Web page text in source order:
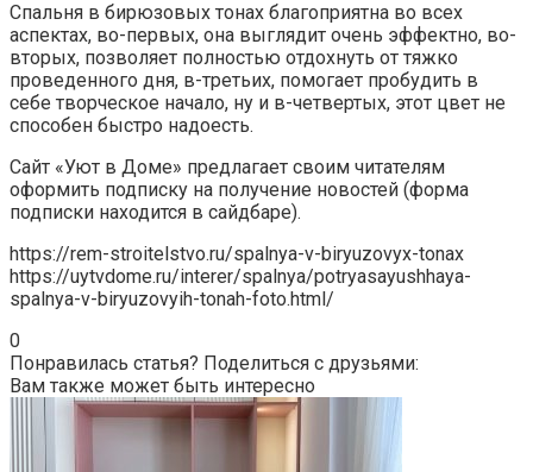
Спальня в бирюзовых тонах благоприятна во всех
аспектах, во-первых, она выглядит очень эффектно, во-
вторых, позволяет полностью отдохнуть от тяжко
проведенного дня, в-третьих, помогает пробудить в
себе творческое начало, ну и в-четвертых, этот цвет не
способен быстро надоесть.
Сайт «Уют в Доме» предлагает своим читателям
оформить подписку на получение новостей (форма
подписки находится в сайдбаре).
https://rem-stroitelstvo.ru/spalnya-v-biryuzovyx-tonax
https://uytvdome.ru/interer/spalnya/potryasayushhaya-
spalnya-v-biryuzovyih-tonah-foto.html/
0
Понравилась статья? Поделиться с друзьями:
Вам также может быть интересно